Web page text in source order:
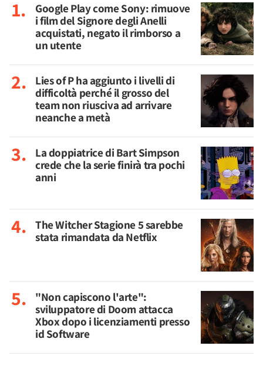
Google Play come Sony: rimuove
i film del Signore degli Anelli
acquistati, negato il rimborso a
un utente
Lies of P ha aggiunto i livelli di
difficoltà perché il grosso del
team non riusciva ad arrivare
neanche a metà
La doppiatrice di Bart Simpson
crede che la serie finirà tra pochi
anni
The Witcher Stagione 5 sarebbe
stata rimandata da Netflix
"Non capiscono l'arte":
sviluppatore di Doom attacca
Xbox dopo i licenziamenti presso
id Software